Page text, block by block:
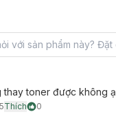
thay toner được không ạ
Thích
0